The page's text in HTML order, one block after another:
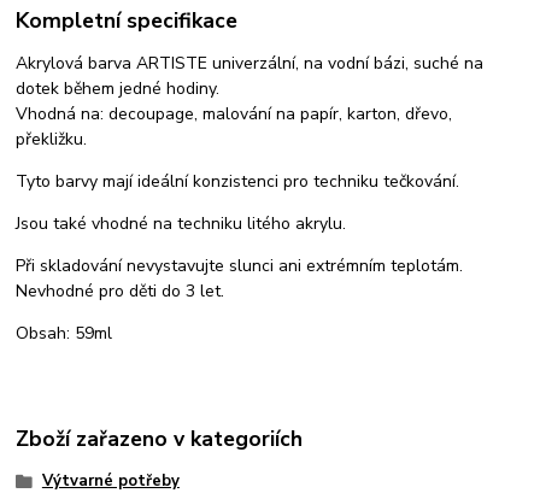
Kompletní specifikace
Akrylová barva ARTISTE univerzální, na vodní bázi, suché na
dotek během jedné hodiny.
Vhodná na: decoupage, malování na papír, karton, dřevo,
překližku.
Tyto barvy mají ideální konzistenci pro techniku tečkování.
Jsou také vhodné na techniku litého akrylu.
Při skladování nevystavujte slunci ani extrémním teplotám.
Nevhodné pro děti do 3 let.
Obsah: 59ml
Zboží zařazeno v kategoriích
Výtvarné potřeby